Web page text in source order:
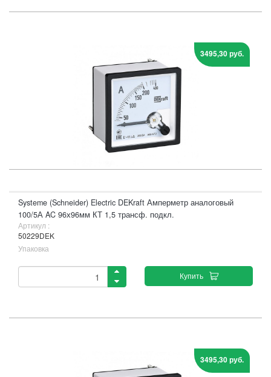
3495,30 руб.
Systeme (Schneider) Electric DEKraft Амперметр аналоговый
100/5А AC 96х96мм КТ 1,5 трансф. подкл.
Артикул :
50229DEK
Упаковка
Купить
3495,30 руб.